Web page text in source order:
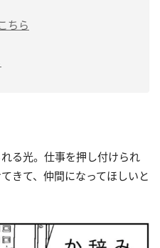
ちら
る光。仕事を押し付けられ
きて、仲間になってほしいと